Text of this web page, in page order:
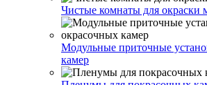
Чистые комнаты для окраски
Модульные приточные
камер